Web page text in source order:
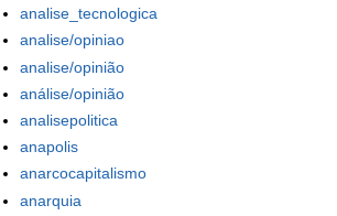
analise_tecnologica
analise/opiniao
analise/opinião
análise/opinião
analisepolitica
anapolis
anarcocapitalismo
anarquia